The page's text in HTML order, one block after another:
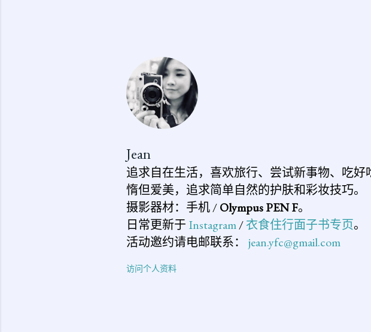
Jean
追求自在生活，喜欢旅行、尝试新事物、吃
惰但爱美，追求简单自然的护肤和彩妆技巧。
摄影器材：手机 /Olympus PEN F。
日常更新于 Instagram/衣食住行面子书专页。
活动邀约请电邮联系： jean.yfc@gmail.com
访问个人资料